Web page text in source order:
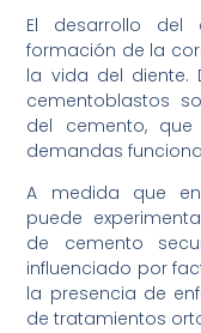
El desarrollo del
formación de la
la vida del diente.
cementoblastos
del cemento,
demandas
A medida que
puede
de cemento
influenciado por
la presencia de
de tratamientos